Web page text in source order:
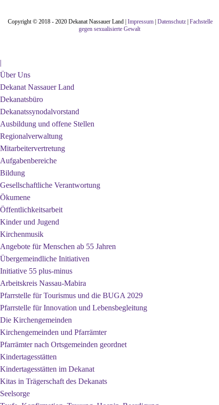
Copyright © 2018 - 2020 Dekanat Nassauer Land | Impressum Datenschutz Fachstelle
gegen sexualisierte Gewalt
|
Über Uns
Dekanat Nassauer Land
Dekanatsbüro
Dekanatssynodalvorstand
Ausbildung und offene Stellen
Regionalverwaltung
Mitarbeitervertretung
Aufgabenbereiche
Bildung
Gesellschaftliche Verantwortung
Ökumene
Öffentlichkeitsarbeit
Kinder und Jugend
Kirchenmusik
Angebote für Menschen ab 55 Jahren
Übergemeindliche Initiativen
Initiative 55 plus-minus
Arbeitskreis Nassau-Mabira
Pfarrstelle für Tourismus und die BUGA 2029
Pfarrstelle für Innovation und Lebensbegleitung
Die Kirchengemeinden
Kirchengemeinden und Pfarrämter
Pfarrämter nach Ortsgemeinden geordnet
Kindertagesstätten
Kindertagesstätten im Dekanat
Kitas in Trägerschaft des Dekanats
Seelsorge